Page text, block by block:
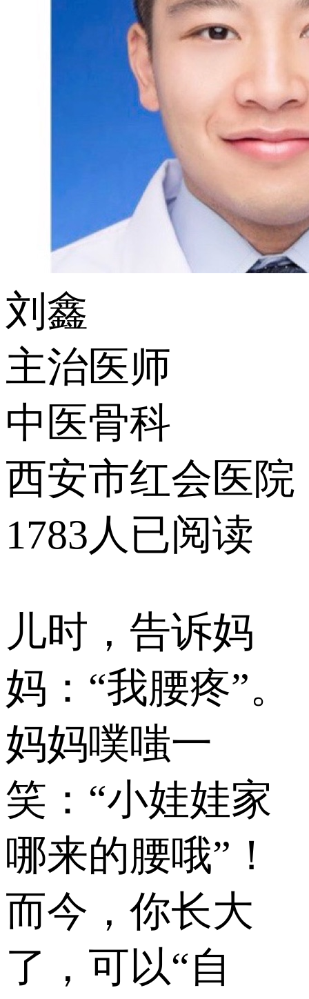
刘鑫
主治医师
中医骨科
西安市红会医院
1783人已阅读
儿时，告诉妈
妈：“我腰疼”。
妈妈噗嗤一
笑：“小娃娃家
哪来的腰哦”！
而今，你长大
了，可以“自